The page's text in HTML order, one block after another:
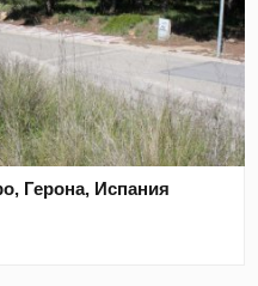
Герона, Испания